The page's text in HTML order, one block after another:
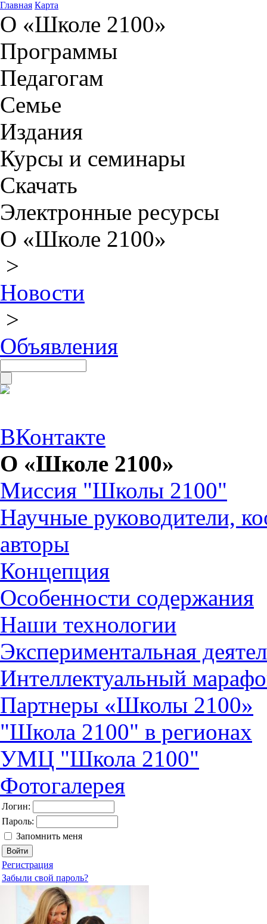
Главная Карта
О «Школе 2100»
Программы
Педагогам
Семье
Издания
Курсы и семинары
Скачать
Электронные ресурсы
О «Школе 2100»
>
Новости
>
Объявления
ВКонтакте
О «Школе 2100»
Миссия "Школы 2100"
Научные руководители,
авторы
Концепция
Особенности содержания
Наши технологии
Экспериментальная
Интеллектуальный
Партнеры «Школы 2100»
"Школа 2100" в регионах
УМЦ "Школа 2100"
Фотогалерея
Логин:
Пароль:
Запомнить меня
Регистрация
Забыли свой пароль?